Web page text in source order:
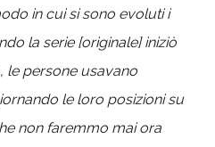
in cui si sono evoluti i
la serie [originale] iniziò
le persone usavano
le loro posizioni su
non faremmo mai ora